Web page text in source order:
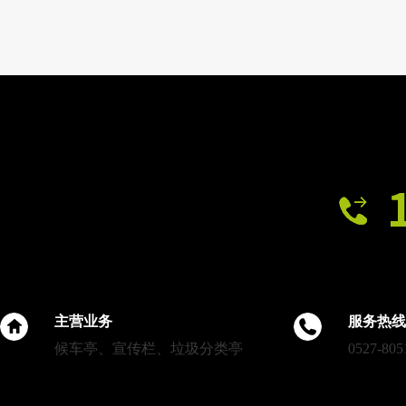
第一批垃圾分类亭生产进度
主营业务
候车亭、宣传栏、垃圾分类亭
服务热线
0527-